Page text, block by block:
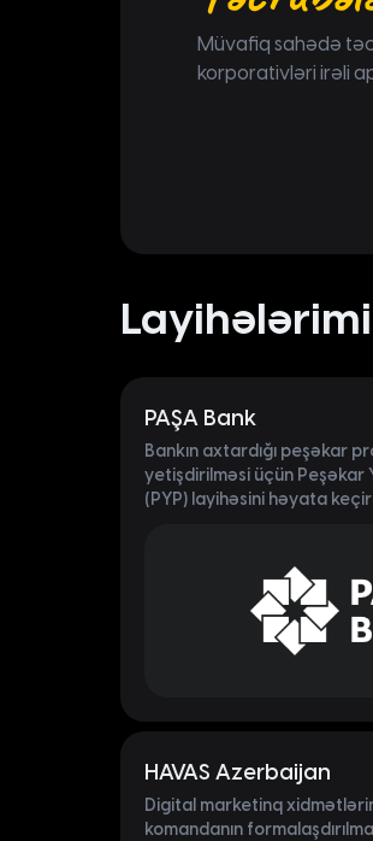
Müvafiq sahədə
korporativləri irəli
PAŞA Bank
Bankın axtardığı peşəkar
yetişdirilməsi üçün Peşəkar
(PYP) layihəsini həyata
HAVAS Azerbaijan
Digital marketinq
komandanın